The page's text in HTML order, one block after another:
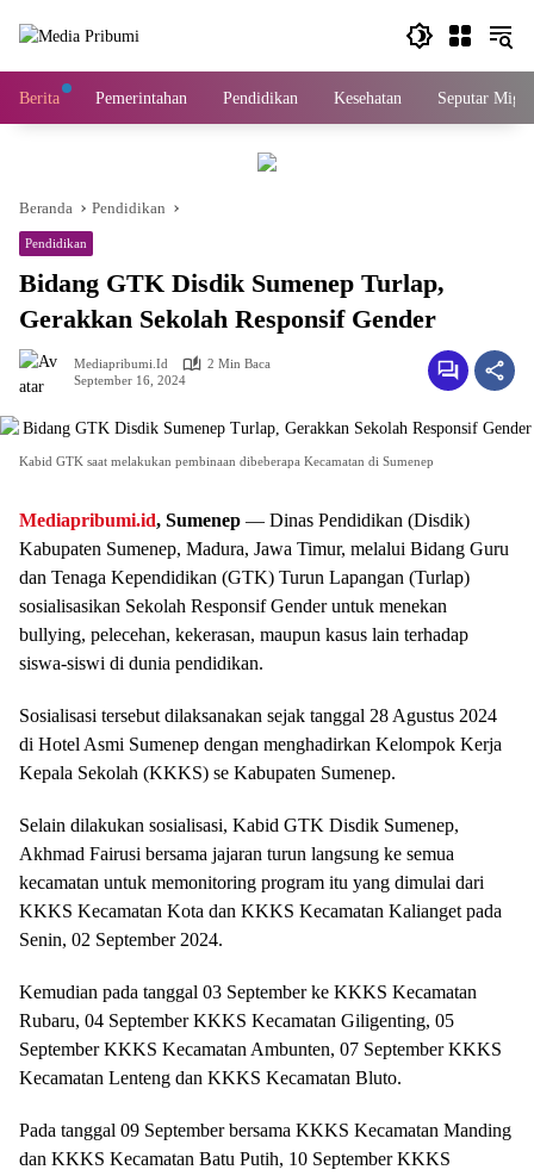
Berita Pemerintahan Pendidikan Kesehatan Seputar Migas
Beranda Pendidikan
Pendidikan
Bidang GTK Disdik Sumenep Turlap,
Gerakkan Sekolah Responsif Gender
Mediapribumi.id
2 Min Baca
September 16, 2024
Kabid GTK saat melakukan pembinaan dibeberapa Kecamatan di Sumenep
Mediapribumi.id, Sumenep — Dinas Pendidikan (Disdik)
Kabupaten Sumenep, Madura, Jawa Timur, melalui Bidang Guru
dan Tenaga Kependidikan (GTK) Turun Lapangan (Turlap)
sosialisasikan Sekolah Responsif Gender untuk menekan
bullying, pelecehan, kekerasan, maupun kasus lain terhadap
siswa-siswi di dunia pendidikan.
Sosialisasi tersebut dilaksanakan sejak tanggal 28 Agustus 2024
di Hotel Asmi Sumenep dengan menghadirkan Kelompok Kerja
Kepala Sekolah (KKKS) se Kabupaten Sumenep.
Selain dilakukan sosialisasi, Kabid GTK Disdik Sumenep,
Akhmad Fairusi bersama jajaran turun langsung ke semua
kecamatan untuk memonitoring program itu yang dimulai dari
KKKS Kecamatan Kota dan KKKS Kecamatan Kalianget pada
Senin, 02 September 2024.
Kemudian pada tanggal 03 September ke KKKS Kecamatan
Rubaru, 04 September KKKS Kecamatan Giligenting, 05
September KKKS Kecamatan Ambunten, 07 September KKKS
Kecamatan Lenteng dan KKKS Kecamatan Bluto.
Pada tanggal 09 September bersama KKKS Kecamatan Manding
dan KKKS Kecamatan Batu Putih, 10 September KKKS